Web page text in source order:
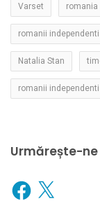
Varset romania
romanii independenti
Natalia Stan
romanii
Urmărește-ne
Facebook
X